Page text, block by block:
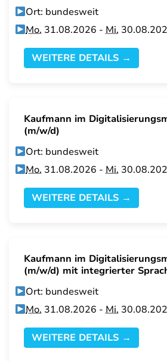
Ort: bundesweit
Mo. 31.08.2026 -Mi.
WEITERE DETAILS →
Kaufmann im
(m/w/d)
Ort: bundesweit
Mo. 31.08.2026 -Mi.
WEITERE DETAILS →
Kaufmann im
(m/w/d) mit integrierter
Ort: bundesweit
Mo. 31.08.2026 -Mi.
WEITERE DETAILS →